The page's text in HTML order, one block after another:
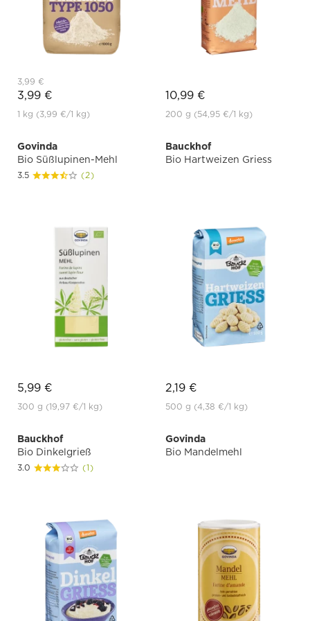
3,99 €
3,99 €
1 kg (3,99 €/1 kg)
10,99 €
200 g (54,95 €/1 kg)
Govinda
Bio Süßlupinen-Mehl
3.5 (2)
5,99 €
300 g (19,97 €/1 kg)
Bauckhof
Bio Hartweizen Griess
2,19 €
500 g (4,38 €/1 kg)
Bauckhof
Bio Dinkelgrieß
3.0 (1)
Govinda
Bio Mandelmehl